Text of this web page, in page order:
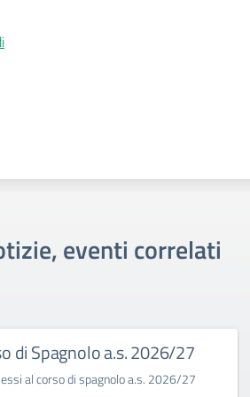
eventi correlati
di Spagnolo a.s. 2026/27
al corso di spagnolo a.s. 2026/27